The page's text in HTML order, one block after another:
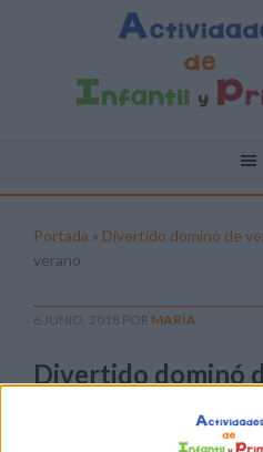
Portada » Divertido dominó de
verano
6 JUNIO, 2018 POR MARÍA
Divertido dominó
Pulsa sobre el enlace